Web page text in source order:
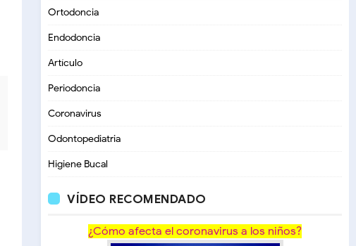
Ortodoncia
Endodoncia
Artículo
Periodoncia
Coronavirus
Odontopediatria
Higiene Bucal
VÍDEO RECOMENDADO
¿Cómo afecta el coronavirus a los niños?